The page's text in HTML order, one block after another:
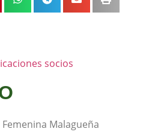
socios
Femenina Malagueña